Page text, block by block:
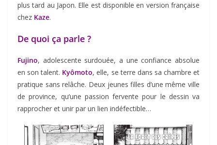
plus tard au Japon. Elle est disponible en version française
chez Kaze.
De quoi ça parle ?
Fujino, adolescente surdouée, a une confiance absolue
en son talent. Kyômoto, elle, se terre dans sa chambre et
pratique sans relâche. Deux jeunes filles d’une même ville
de province, qu’une passion fervente pour le dessin va
rapprocher et unir par un lien indéfectible…